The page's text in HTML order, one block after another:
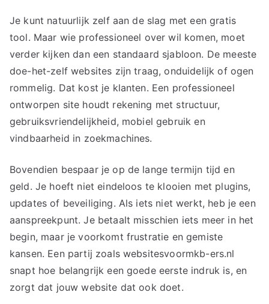
Je kunt natuurlijk zelf aan de slag met een gratis
tool. Maar wie professioneel over wil komen, moet
verder kijken dan een standaard sjabloon. De meeste
doe-het-zelf websites zijn traag, onduidelijk of ogen
rommelig. Dat kost je klanten. Een professioneel
ontworpen site houdt rekening met structuur,
gebruiksvriendelijkheid, mobiel gebruik en
vindbaarheid in zoekmachines.
Bovendien bespaar je op de lange termijn tijd en
geld. Je hoeft niet eindeloos te klooien met plugins,
updates of beveiliging. Als iets niet werkt, heb je een
aanspreekpunt. Je betaalt misschien iets meer in het
begin, maar je voorkomt frustratie en gemiste
kansen. Een partij zoals websitesvoormkb-ers.nl
snapt hoe belangrijk een goede eerste indruk is, en
zorgt dat jouw website dat ook doet.